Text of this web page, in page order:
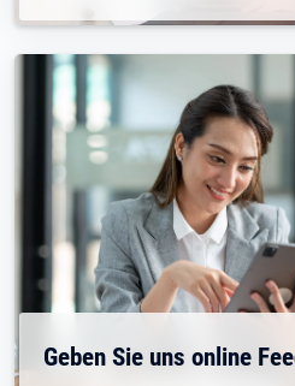
Geben Sie uns online